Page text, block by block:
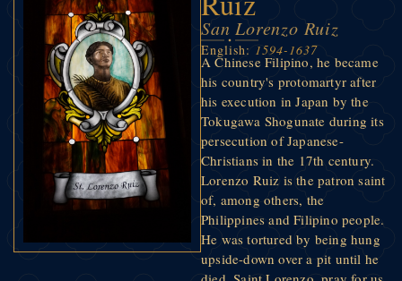
San Lorenzo Ruiz
English: 1594-1637
A Chinese Filipino, he became
his country's protomartyr after
his execution in Japan by the
Tokugawa Shogunate during its
persecution of Japanese-
Christians in the 17th century.
Lorenzo Ruiz is the patron saint
of, among others, the
Philippines and Filipino people.
He was tortured by being hung
upside-down over a pit until he